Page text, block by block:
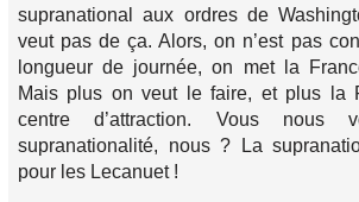
supranational aux ordres de
veut pas de ça. Alors, on n’est pas
longueur de journée, on met la
Mais plus on veut le faire, et plus la
centre d’attraction. Vous nous
supranationalité, nous ? La
pour les Lecanuet !